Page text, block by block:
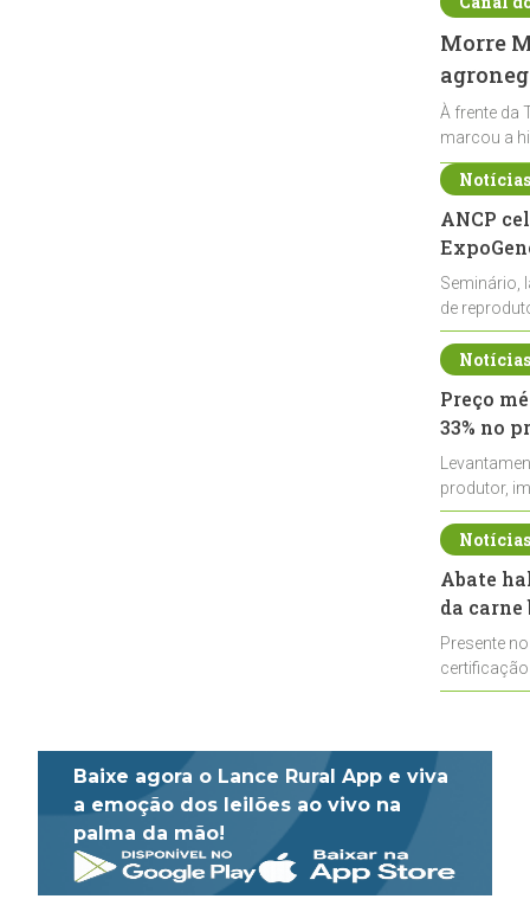
Morre
À frente da
marcou a
ANCP
Seminário,
de
durante a
Preço
33% no
produtor,
de leite cru
Abate
da
Presente
Baixe agora o Lance Rural App e viva
a emoção dos leilões ao vivo na
palma da mão!